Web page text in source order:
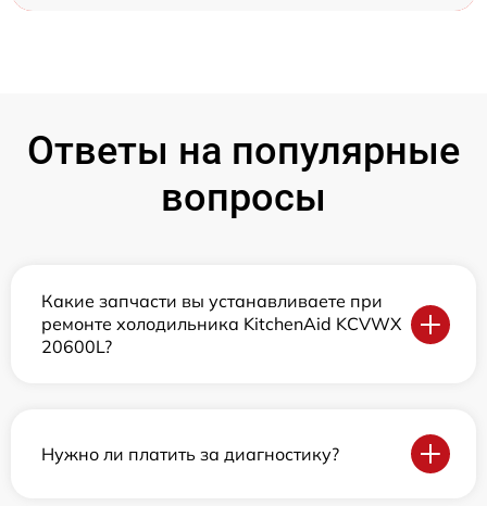
Ответы на популярные
вопросы
Какие запчасти вы устанавливаете при
ремонте холодильника KitchenAid KCVWX
20600L?
Нужно ли платить за диагностику?